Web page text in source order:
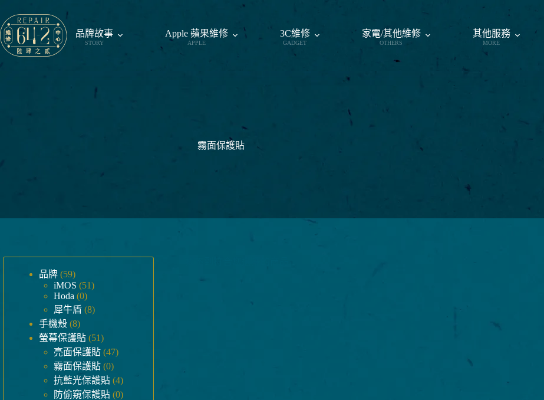
至
主
要
品牌故事
STORY
Apple 蘋果維修
APPLE
3C維修
GADGET
家電/其他維修
OTHERS
其他服務
MORE
霧面保護貼
品牌 5959
個
產
品
iMOS 5151
產
Hoda 00
個
品
犀牛盾 88
產
品
手機殼 88
個
產
品
螢幕保護貼 5151
個
產
品
亮面保護貼 4747
產
品
霧面保護貼 00
個
產
抗藍光保護貼 44
個
防偷窺保護貼 00